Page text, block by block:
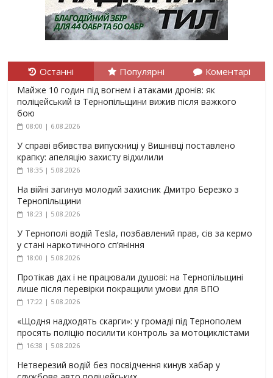
Останні Популярні Коментарі
Майже 10 годин під вогнем і атаками дронів: як
поліцейський із Тернопільщини вижив після важкого
бою
08:00 | 6.08.2026
У справі вбивства випускниці у Вишнівці поставлено
крапку: апеляцію захисту відхилили
18:35 | 5.08.2026
На війні загинув молодий захисник Дмитро Березко з
Тернопільщини
18:23 | 5.08.2026
У Тернополі водій Tesla, позбавлений прав, сів за кермо
у стані наркотичного сп’яніння
18:00 | 5.08.2026
Протікав дах і не працювали душові: на Тернопільщині
лише після перевірки покращили умови для ВПО
17:22 | 5.08.2026
«Щодня надходять скарги»: у громаді під Тернополем
просять поліцію посилити контроль за мотоциклістами
16:38 | 5.08.2026
Нетверезий водій без посвідчення кинув хабар у